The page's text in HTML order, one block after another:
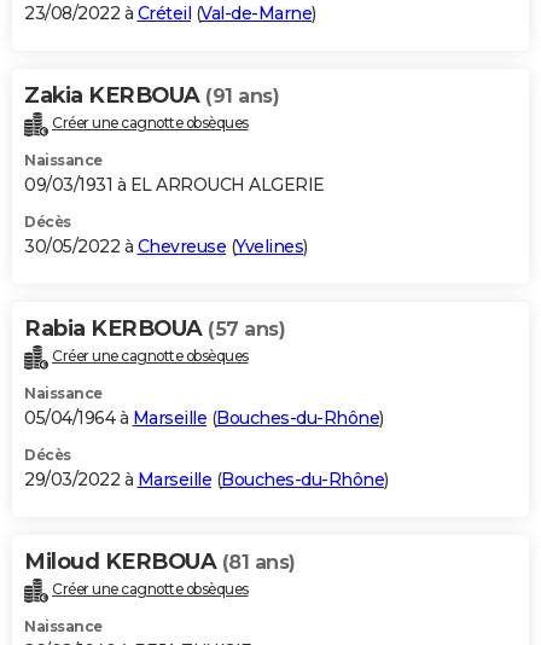
23/08/2022 à Créteil (Val-de-Marne)
Zakia KERBOUA (91 ans)
Créer une cagnotte obsèques
Naissance
09/03/1931 à EL ARROUCH ALGERIE
Décès
30/05/2022 à Chevreuse (Yvelines)
Rabia KERBOUA (57 ans)
Créer une cagnotte obsèques
Naissance
05/04/1964 à Marseille (Bouches-du-Rhône)
Décès
29/03/2022 à Marseille (Bouches-du-Rhône)
Miloud KERBOUA (81 ans)
Créer une cagnotte obsèques
Naissance